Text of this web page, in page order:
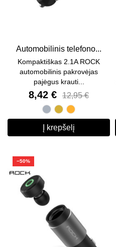
Automobilinis telefono...
Kompaktiškas 2.1A ROCK
automobilinis pakrovėjas
pajėgus krauti...
8,42 € 12,95 €
PilkaAuksinė
Oranžinė
Į krepšelį
−50%